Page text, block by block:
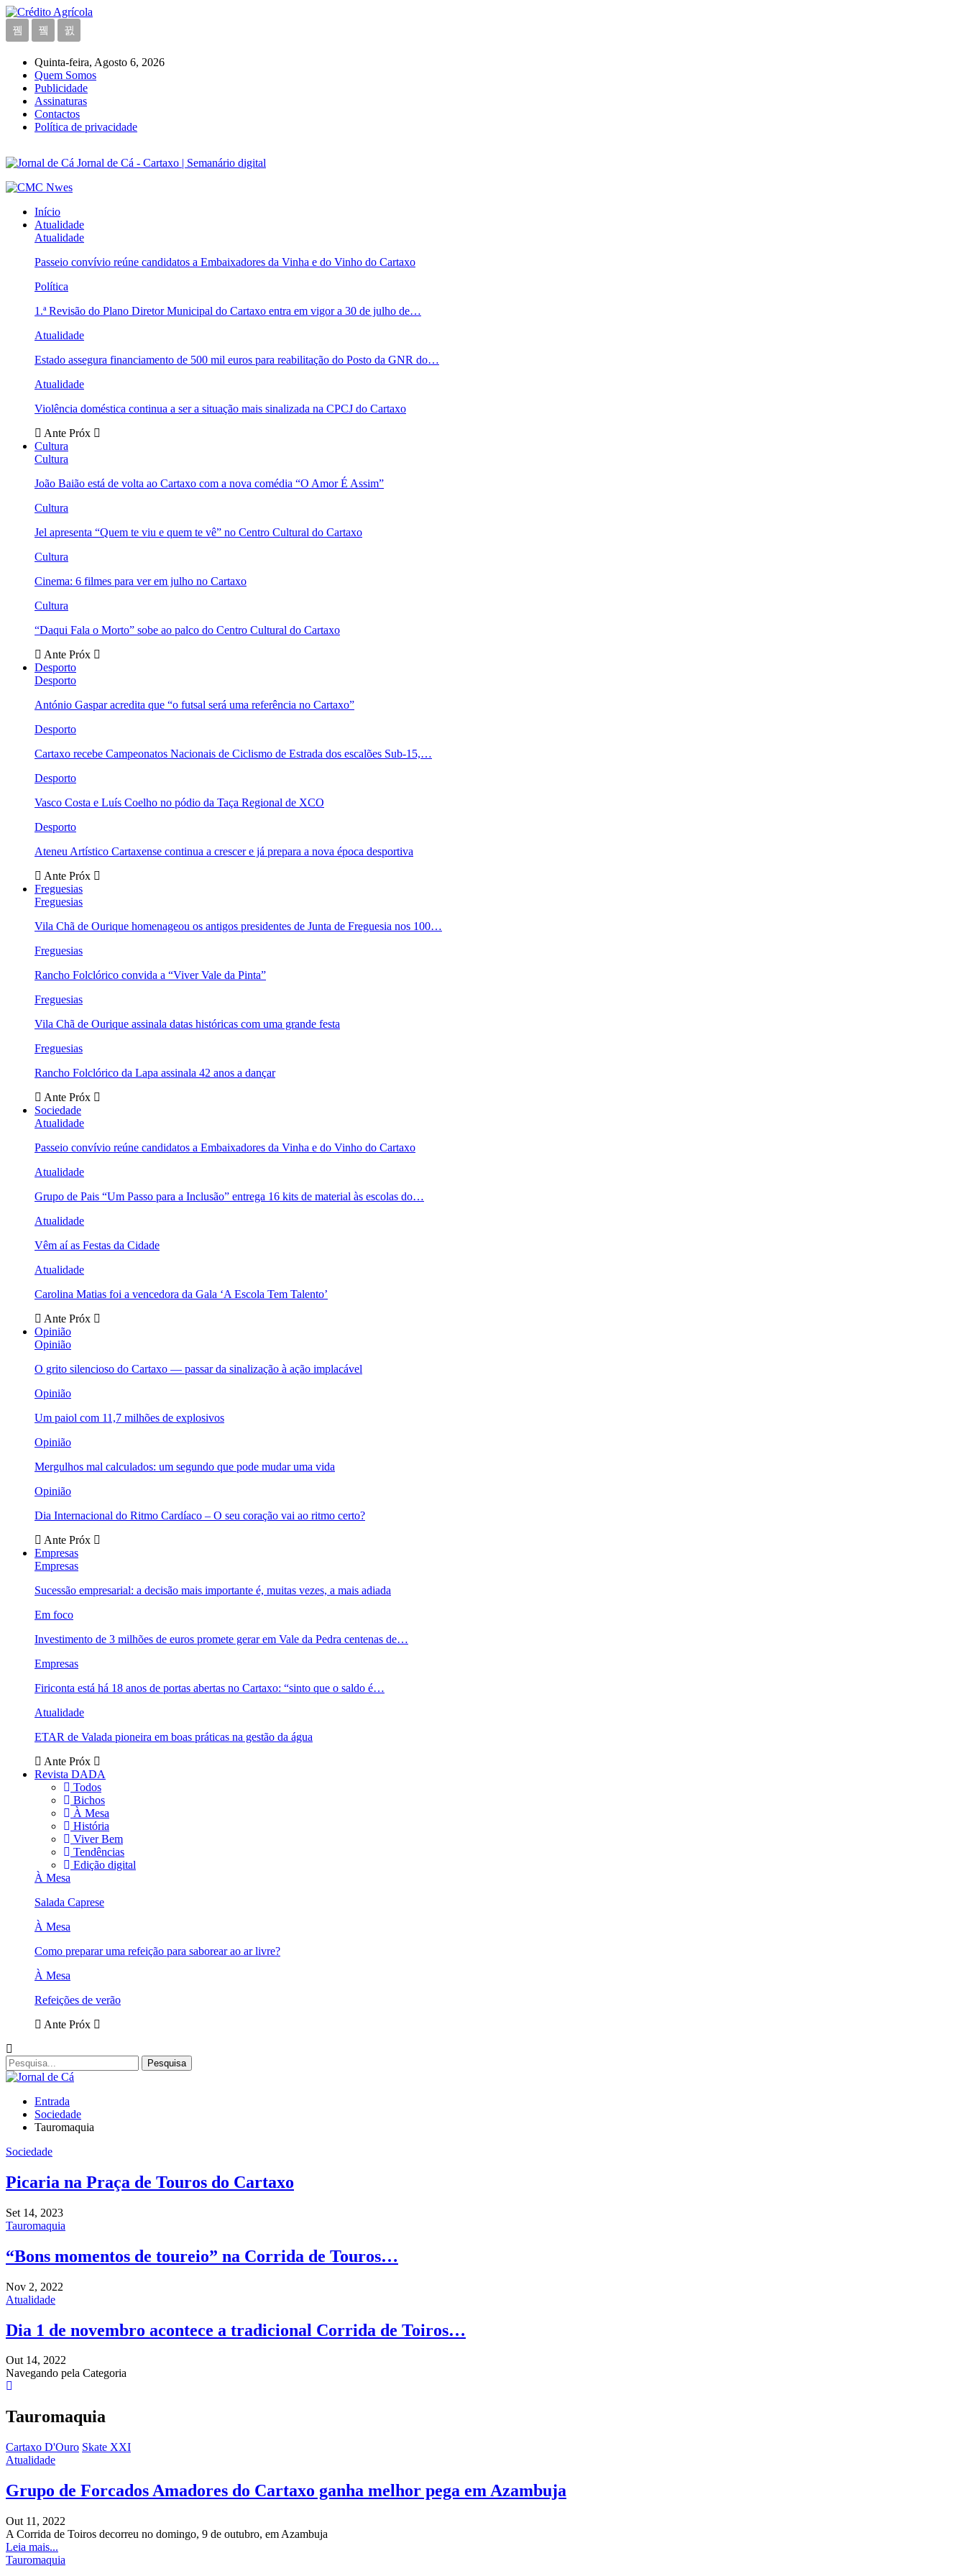
Quinta-feira, Agosto 6, 2026
Quem Somos
Publicidade
Assinaturas
Contactos
Política de privacidade
Jornal de Cá - Cartaxo | Semanário digital
Início
Atualidade
Atualidade
Passeio convívio reúne candidatos a Embaixadores da Vinha e do Vinho do Cartaxo
Política
1.ª Revisão do Plano Diretor Municipal do Cartaxo entra em vigor a 30 de julho de…
Atualidade
Estado assegura financiamento de 500 mil euros para reabilitação do Posto da GNR do…
Atualidade
Violência doméstica continua a ser a situação mais sinalizada na CPCJ do Cartaxo
Ante Próx
Cultura
Cultura
João Baião está de volta ao Cartaxo com a nova comédia “O Amor É Assim”
Cultura
Jel apresenta “Quem te viu e quem te vê” no Centro Cultural do Cartaxo
Cultura
Cinema: 6 filmes para ver em julho no Cartaxo
Cultura
“Daqui Fala o Morto” sobe ao palco do Centro Cultural do Cartaxo
Ante Próx
Desporto
Desporto
António Gaspar acredita que “o futsal será uma referência no Cartaxo”
Desporto
Cartaxo recebe Campeonatos Nacionais de Ciclismo de Estrada dos escalões Sub-15,…
Desporto
Vasco Costa e Luís Coelho no pódio da Taça Regional de XCO
Desporto
Ateneu Artístico Cartaxense continua a crescer e já prepara a nova época desportiva
Ante Próx
Freguesias
Freguesias
Vila Chã de Ourique homenageou os antigos presidentes de Junta de Freguesia nos 100…
Freguesias
Rancho Folclórico convida a “Viver Vale da Pinta”
Freguesias
Vila Chã de Ourique assinala datas históricas com uma grande festa
Freguesias
Rancho Folclórico da Lapa assinala 42 anos a dançar
Ante Próx
Sociedade
Atualidade
Passeio convívio reúne candidatos a Embaixadores da Vinha e do Vinho do Cartaxo
Atualidade
Grupo de Pais “Um Passo para a Inclusão” entrega 16 kits de material às escolas do…
Atualidade
Vêm aí as Festas da Cidade
Atualidade
Carolina Matias foi a vencedora da Gala ‘A Escola Tem Talento’
Ante Próx
Opinião
Opinião
O grito silencioso do Cartaxo — passar da sinalização à ação implacável
Opinião
Um paiol com 11,7 milhões de explosivos
Opinião
Mergulhos mal calculados: um segundo que pode mudar uma vida
Opinião
Dia Internacional do Ritmo Cardíaco – O seu coração vai ao ritmo certo?
Ante Próx
Empresas
Empresas
Sucessão empresarial: a decisão mais importante é, muitas vezes, a mais adiada
Em foco
Investimento de 3 milhões de euros promete gerar em Vale da Pedra centenas de…
Empresas
Firiconta está há 18 anos de portas abertas no Cartaxo: “sinto que o saldo é…
Atualidade
ETAR de Valada pioneira em boas práticas na gestão da água
Ante Próx
Revista DADA
Todos
Bichos
À Mesa
História
Viver Bem
Tendências
Edição digital
À Mesa
Salada Caprese
À Mesa
Como preparar uma refeição para saborear ao ar livre?
À Mesa
Refeições de verão
Ante Próx
Entrada
Sociedade
Tauromaquia
Sociedade
Picaria na Praça de Touros do Cartaxo
Set 14, 2023
Tauromaquia
“Bons momentos de toureio” na Corrida de Touros…
Nov 2, 2022
Atualidade
Dia 1 de novembro acontece a tradicional Corrida de Toiros…
Out 14, 2022
Navegando pela Categoria
Tauromaquia
Cartaxo D'Ouro Skate XXI
Atualidade
Grupo de Forcados Amadores do Cartaxo ganha melhor pega em Azambuja
Out 11, 2022
A Corrida de Toiros decorreu no domingo, 9 de outubro, em Azambuja
Leia mais...
Tauromaquia